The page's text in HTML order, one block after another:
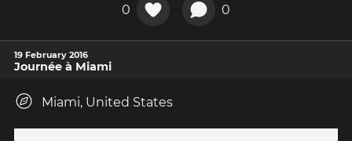
0 0
19 February 2016
Journée à Miami
Miami, United States